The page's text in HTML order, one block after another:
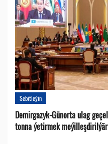
Sebitleýin
Demirgazyk-Günorta ulag
tonna ýetirmek meýilleşdirilýär